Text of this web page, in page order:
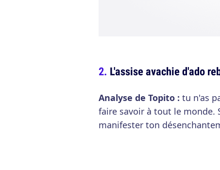
L'assise avachie d'ado
Analyse de Topito : tu n'as
faire savoir à tout le monde.
manifester ton